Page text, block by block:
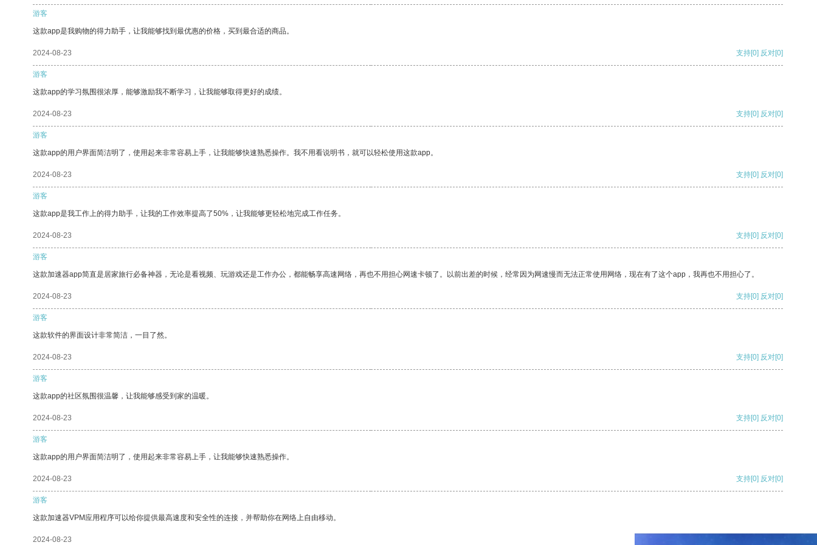
游客
这款app是我购物的得力助手，让我能够找到最优惠的价格，买到最合适的商品。
2024-08-23 支持[0] 反对[0]
游客
这款app的学习氛围很浓厚，能够激励我不断学习，让我能够取得更好的成绩。
2024-08-23 支持[0] 反对[0]
游客
这款app的用户界面简洁明了，使用起来非常容易上手，让我能够快速熟悉操作。我不用看说明书，就可以轻松使用这款app。
2024-08-23 支持[0] 反对[0]
游客
这款app是我工作上的得力助手，让我的工作效率提高了50%，让我能够更轻松地完成工作任务。
2024-08-23 支持[0] 反对[0]
游客
这款加速器app简直是居家旅行必备神器，无论是看视频、玩游戏还是工作办公，都能畅享高速网络，再也不用担心网速卡顿了。以前出差的时候，经常因为网速慢而无法正常使用网络，现在有了这个app，我再也不用担心了。
2024-08-23 支持[0] 反对[0]
游客
这款软件的界面设计非常简洁，一目了然。
2024-08-23 支持[0] 反对[0]
游客
这款app的社区氛围很温馨，让我能够感受到家的温暖。
2024-08-23 支持[0] 反对[0]
游客
这款app的用户界面简洁明了，使用起来非常容易上手，让我能够快速熟悉操作。
2024-08-23 支持[0] 反对[0]
游客
这款加速器VPM应用程序可以给你提供最高速度和安全性的连接，并帮助你在网络上自由移动。
2024-08-23